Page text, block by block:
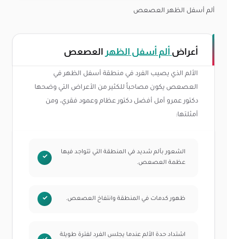
ألم أسفل الظهر العصعص
أعراض ألم أسفل الظهر العصعص
الألم الذي يصيب الفرد في منطقة أسفل الظهر في
العصعص يكون مصاحباً للكثير من الأعراض التي وضحها
دكتور عمرو أمل أفضل دكتور عظام وعمود فقري، ومن
أمثلتها:
الشعور بألم شديد في المنطقة التي تتواجد فيها
عظمة العصعص.
ظهور كدمات في المنطقة وانتفاخ العصعص.
اشتداد حدة الألم عندما يجلس الفرد لفترة طويلة